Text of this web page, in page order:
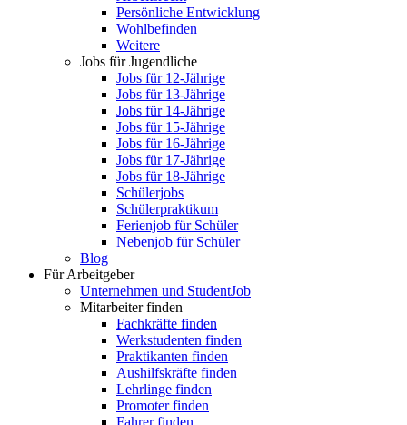
Persönliche Entwicklung
Wohlbefinden
Weitere
Jobs für Jugendliche
Jobs für 12-Jährige
Jobs für 13-Jährige
Jobs für 14-Jährige
Jobs für 15-Jährige
Jobs für 16-Jährige
Jobs für 17-Jährige
Jobs für 18-Jährige
Schülerjobs
Schülerpraktikum
Ferienjob für Schüler
Nebenjob für Schüler
Blog
Für Arbeitgeber
Unternehmen und StudentJob
Mitarbeiter finden
Fachkräfte finden
Werkstudenten finden
Praktikanten finden
Aushilfskräfte finden
Lehrlinge finden
Promoter finden
Fahrer finden